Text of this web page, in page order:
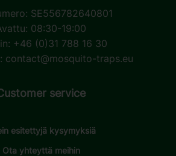
SE556782640801
08:30-19:00
+46 (0)31 788 16 30
contact@mosquito-traps.eu
service
esitettyjä kysymyksiä
Ota yhteyttä meihin